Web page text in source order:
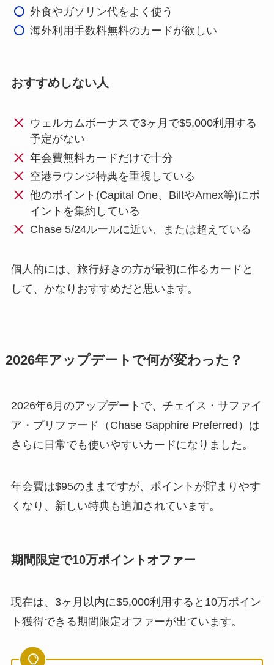
外食やガソリン代をよく使う
海外利用手数料無料のカードが欲しい
おすすめしない人
ウェルカムボーナスで3ヶ月で$5,000利用する
予定がない
年会費無料カードだけで十分
空港ラウンジ特典を重視している
他のポイント(Capital One、BiltやAmex等)にポ
イントを集約している
Chase 5/24ルールに近い、または超えている
個人的には、旅行好きの方が最初に作るカードと
して、かなりおすすめだと思います。
2026年アップデートで何が変わった？
2026年6月のアップデートで、チェイス・サファイ
ア・プリファード（Chase Sapphire Preferred）は
さらに日常でも使いやすいカードになりました。
年会費は$95のままですが、ポイントが貯まりやす
くなり、新しい特典も追加されています。
期間限定で10万ポイントオファー
現在は、3ヶ月以内に$5,000利用すると10万ポイン
ト獲得できる期間限定オファーが出ています。